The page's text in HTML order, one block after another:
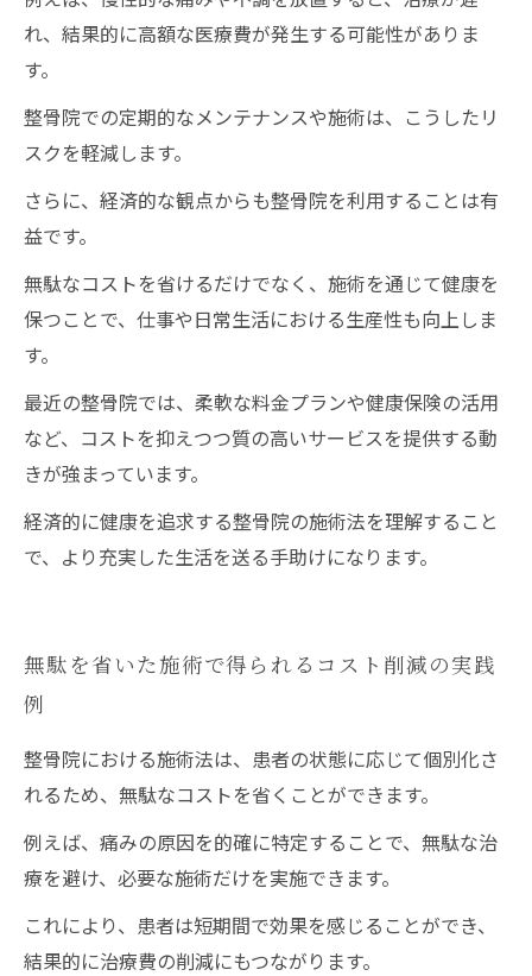
れ、結果的に高額な医療費が発生する可能性がありま
す。
整骨院での定期的なメンテナンスや施術は、こうしたリ
スクを軽減します。
さらに、経済的な観点からも整骨院を利用することは有
益です。
無駄なコストを省けるだけでなく、施術を通じて健康を
保つことで、仕事や日常生活における生産性も向上しま
す。
最近の整骨院では、柔軟な料金プランや健康保険の活用
など、コストを抑えつつ質の高いサービスを提供する動
きが強まっています。
経済的に健康を追求する整骨院の施術法を理解すること
で、より充実した生活を送る手助けになります。
無駄を省いた施術で得られるコスト削減の実践
例
整骨院における施術法は、患者の状態に応じて個別化さ
れるため、無駄なコストを省くことができます。
例えば、痛みの原因を的確に特定することで、無駄な治
療を避け、必要な施術だけを実施できます。
これにより、患者は短期間で効果を感じることができ、
結果的に治療費の削減にもつながります。